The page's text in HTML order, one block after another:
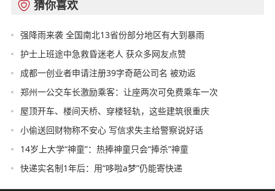
 猜你喜欢
强降雨来袭 全国南北13省份部分地区有大到暴雨
护士上班途中急救昏迷老人 获众多网友点赞
成都一创业者申请注册39字奇葩公司名 被劝返
郑州一公交车长激励乘客：让座两次可免费乘车一次
屋顶开车、楼间天桥、穿楼轻轨，这些建筑很重庆
小偷送回财物称不安心 写信求失主给警察说好话
14岁上大学“神童”：热捧神童只会“捧杀”神童
快递实名制1年后：用“哆啦a梦”仍能寄快递